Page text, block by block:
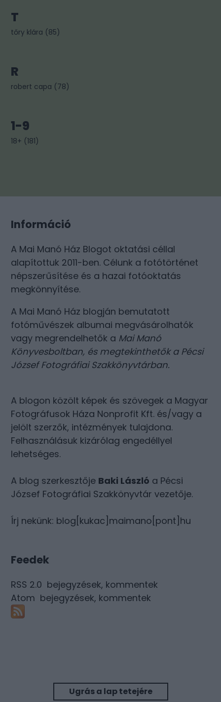
T
tőry klára (85)
R
robert capa (78)
1-9
18+ (181)
Információ
A Mai Manó Ház Blogot oktatási céllal
alapítottuk 2011-ben. Célunk a fotótörténet
népszerűsítése és a hazai fotóoktatás
megkönnyítése.
A Mai Manó Ház blogján bemutatott
fotóművészek albumai megvásárolhatók
vagy megrendelhetők a Mai Manó
Könyvesboltban, és megtekinthetők a Pécsi
József Fotográfiai Szakkönyvtárban.
A blogon közölt képek és szövegek a Magyar
Fotográfusok Háza Nonprofit Kft. és/vagy a
jelölt szerzők, intézmények tulajdona.
Felhasználásuk kizárólag engedéllyel
lehetséges.
A blog szerkesztője Baki László a Pécsi
József Fotográfiai Szakkönyvtár vezetője.
Írj nekünk: blog[kukac]maimano[pont]hu
Feedek
RSS 2.0 bejegyzések, kommentek
Atom bejegyzések, kommentek
Ugrás a lap tetejére